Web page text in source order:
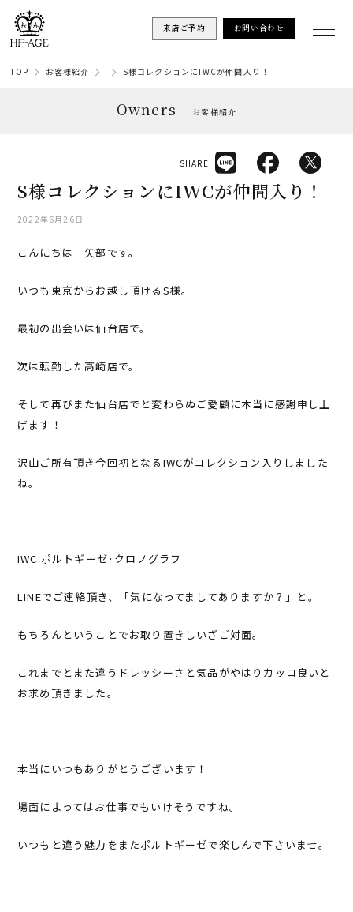
来店ご予約 お問い合わせ
TOP お客様紹介 S様コレクションにIWCが仲間入り！
Owners お客様紹介
S様コレクションにIWCが仲間入り！
2022年6月26日
SHARE
こんにちは 矢部です。
いつも東京からお越し頂けるS様。
最初の出会いは仙台店で。
次は転勤した高崎店で。
そして再びまた仙台店でと変わらぬご愛顧に本当に感謝申し上
げます！
沢山ご所有頂き今回初となるIWCがコレクション入りしました
ね。
IWC ポルトギーゼ･クロノグラフ
LINEでご連絡頂き、「気になってましてありますか？」と。
もちろんということでお取り置きしいざご対面。
これまでとまた違うドレッシーさと気品がやはりカッコ良いと
お求め頂きました。
本当にいつもありがとうございます！
場面によってはお仕事でもいけそうですね。
いつもと違う魅力をまたポルトギーゼで楽しんで下さいませ。